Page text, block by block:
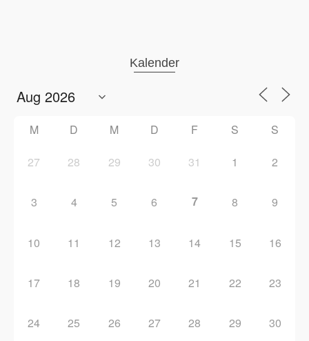
Kalender
M D M D F S S
27 28 29 30 31 1 2
3 4 5 6 7 8 9
10 11 12 13 14 15 16
17 18 19 20 21 22 23
24 25 26 27 28 29 30